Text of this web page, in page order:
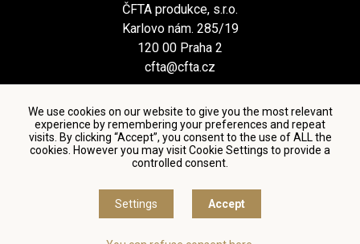
We use cookies on our website to give you the most relevant
experience by remembering your preferences and repeat
visits. By clicking “Accept”, you consent to the use of ALL the
cookies. However you may visit Cookie Settings to provide a
controlled consent.
Settings Accept
ČFTA produkce, s.r.o.
Karlovo nám. 285/19
120 00 Praha 2
cfta@cfta.cz
Terms and conditions of using personal data and privacy
policy|Cookie settings
© Česká filmová a televizní akademie, 2018 - 2026